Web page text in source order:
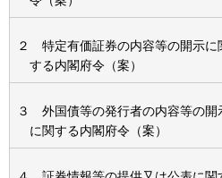
２ 特定有価証券の内容等の開示に
する内閣府令（案）
３ 外国債等の発行者の内容等の開
に関する内閣府令（案）